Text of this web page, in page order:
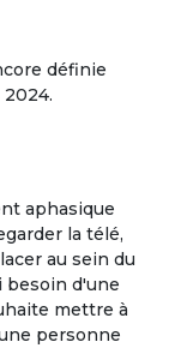
définie
aphasique
la télé,
au sein du
besoin d'une
mettre à
personne
et
local